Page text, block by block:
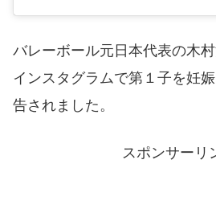
バレーボール元日本代表の木
インスタグラムで第１子を妊
告されました。
スポンサーリ